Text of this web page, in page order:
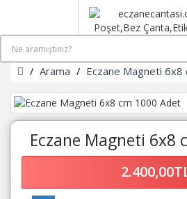
Arama Eczane Magneti
Eczane Magneti 6x8